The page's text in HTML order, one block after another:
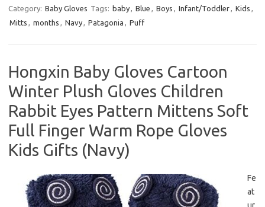
Category: Baby Gloves Tags: baby, Blue , Boys , Infant/Toddler, Kids ,
Mitts , months , Navy, Patagonia , Puff
Hongxin Baby Gloves Cartoon
Winter Plush Gloves Children
Rabbit Eyes Pattern Mittens Soft
Full Finger Warm Rope Gloves
Kids Gifts (Navy)
Fe
at